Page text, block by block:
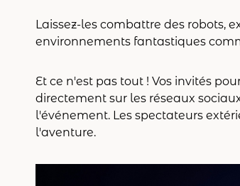
Laissez-les combattre des robots,
environnements fantastiques
Et ce n'est pas tout ! Vos invités
directement sur les réseaux
l'événement. Les spectateurs
l'aventure.